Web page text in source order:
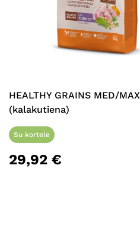
HEALTHY GRAINS MED/
(kalakutiena)
Su kortele
29,92 €